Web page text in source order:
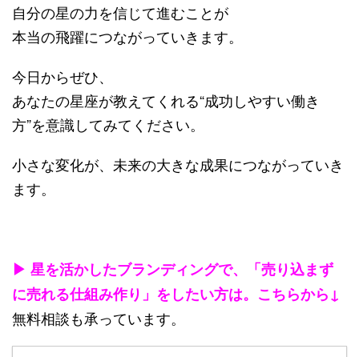
自分の星の力を信じて進むことが
本当の飛躍につながっていきます。
今日からぜひ、
あなたの星座が教えてくれる“成功しやすい働き
方”を意識してみてください。
小さな変化が、未来の大きな成果につながっていき
ます。
▶ 星を活かしたブランディングで、「売り込まず
に売れる仕組み作り」をしたい方は。こちらから↓
無料相談も承っています。